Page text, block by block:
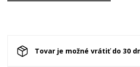
Tovar je možné vrátiť do 30